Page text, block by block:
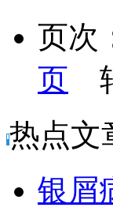
页次
页
热点文
银屑